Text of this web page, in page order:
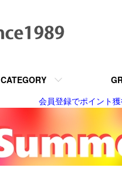
CATEGORY
会員登録でポイント